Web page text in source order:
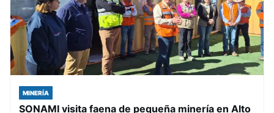
MINERÍA
SONAMI visita faena de pequeña minería en Alto